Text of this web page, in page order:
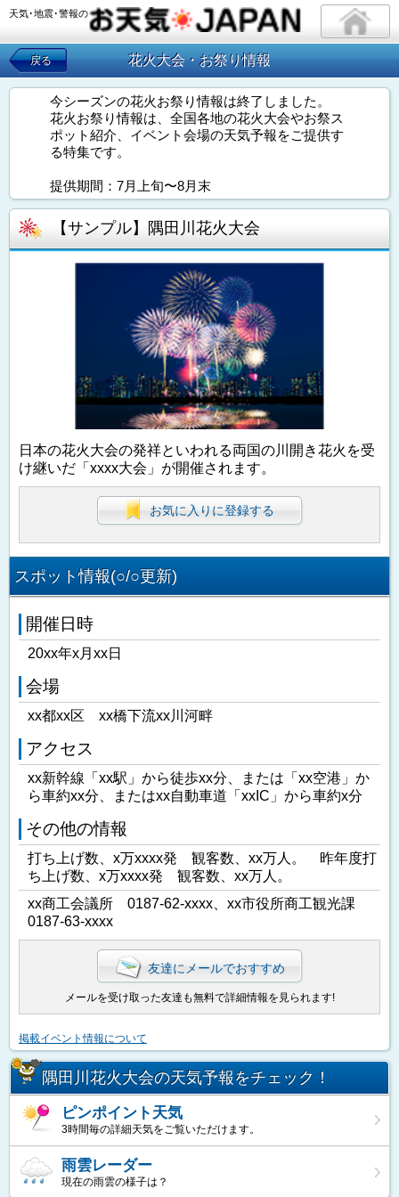
天気･地震･警報の
戻る 花火大会・お祭り情報
今シーズンの花火お祭り情報は終了しました。
花火お祭り情報は、全国各地の花火大会やお祭ス
ポット紹介、イベント会場の天気予報をご提供す
る特集です。
提供期間：7月上旬〜8月末
【サンプル】隅田川花火大会
日本の花火大会の発祥といわれる両国の川開き花火を受
け継いだ「xxxx大会」が開催されます。
お気に入りに登録する
スポット情報(○/○更新)
開催日時
20xx年x月xx日
会場
xx都xx区 xx橋下流xx川河畔
アクセス
xx新幹線「xx駅」から徒歩xx分、または「xx空港」か
ら車約xx分、またはxx自動車道「xxIC」から車約x分
その他の情報
打ち上げ数、x万xxxx発 観客数、xx万人。 昨年度打
ち上げ数、x万xxxx発 観客数、xx万人。
xx商工会議所 0187-62-xxxx、xx市役所商工観光課
0187-63-xxxx
友達にメールでおすすめ
メールを受け取った友達も無料で詳細情報を見られます!
掲載イベント情報について
隅田川花火大会の天気予報をチェック！
ピンポイント天気
3時間毎の詳細天気をご覧いただけます。
雨雲レーダー
現在の雨雲の様子は？